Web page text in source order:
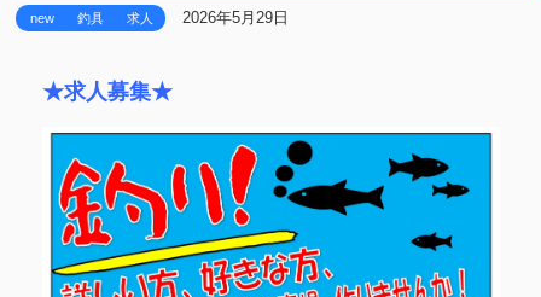
new 釣具 求人 2026年5月29日
★求人募集★